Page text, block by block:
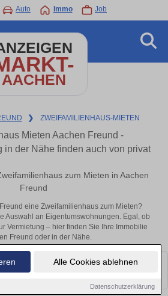
Alle Cookies ablehnen
Datenschutzerklärung
Auto Immo Job
AACHEN
❯ ZWEIFAMILIENHAUS-MIETEN
Mieten Aachen Freund -
in der Nähe finden auch von privat
zum Mieten in Aachen
Freund
eine Zweifamilienhaus zum Mieten?
Auswahl an Eigentumswohnungen. Egal, ob
Vermietung – hier finden Sie Ihre Immobilie
Freund oder in der Nähe.
passenden Objekte finden. Schauen Sie